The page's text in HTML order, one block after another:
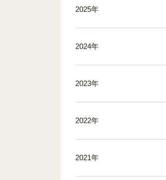
2025年
2024年
2023年
2022年
2021年